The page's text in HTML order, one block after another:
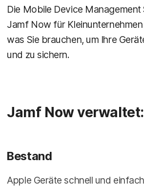
Die Mobile Device
Jamf Now für
was Sie brauchen, um Ihre
und zu sichern.
Jamf Now verwaltet:
Bestand
Apple Geräte schnell und